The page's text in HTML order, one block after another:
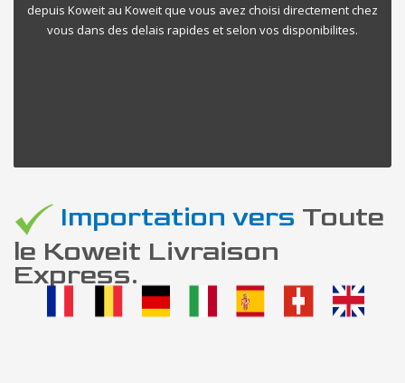
depuis Koweit au Koweit que vous avez choisi directement chez
vous dans des delais rapides et selon vos disponibilites.
Importation vers Toute
le Koweit Livraison
Express.